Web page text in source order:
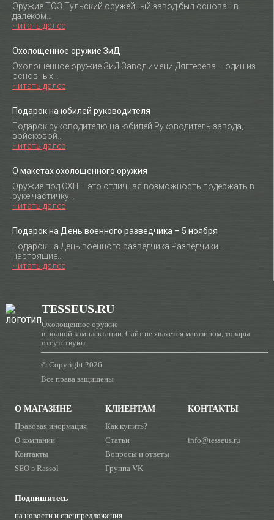
Оружие ТОЗ Тульский оружейный завод был основан в
далеком…
Читать далее
Охолощенное оружие ЗиД
Охолощенное оружие ЗиД Завод имени Дягтерева – один из
основных…
Читать далее
Подарок на юбилей руководителя
Подарок руководителю на юбилей Руководитель завода,
войсковой…
Читать далее
О макетах охолощенного оружия
Оружие под СХП – это отличная возможность подержать в
руке частичку…
Читать далее
Подарок на День военного разведчика – 5 ноября
Подарок на День военного разведчика Разведчики –
настоящие…
Читать далее
TESSEUS.RU
Охолощенное оружие
в полной комплектации. Сайт не является магазином, товары
отсутствуют.
© Copyright 2026
Все права защищены
О МАГАЗИНЕ
Правовая инормация
О компании
Контакты
SEO в Rassol
КЛИЕНТАМ
Как купить?
Статьи
Вопросы и ответы
Группа VK
КОНТАКТЫ
info@tesseus.ru
Подпишитесь
на новости и спецпредложения